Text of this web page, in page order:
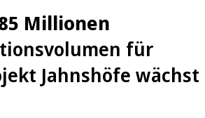
Millionen
für
Jahnshöfe wächst